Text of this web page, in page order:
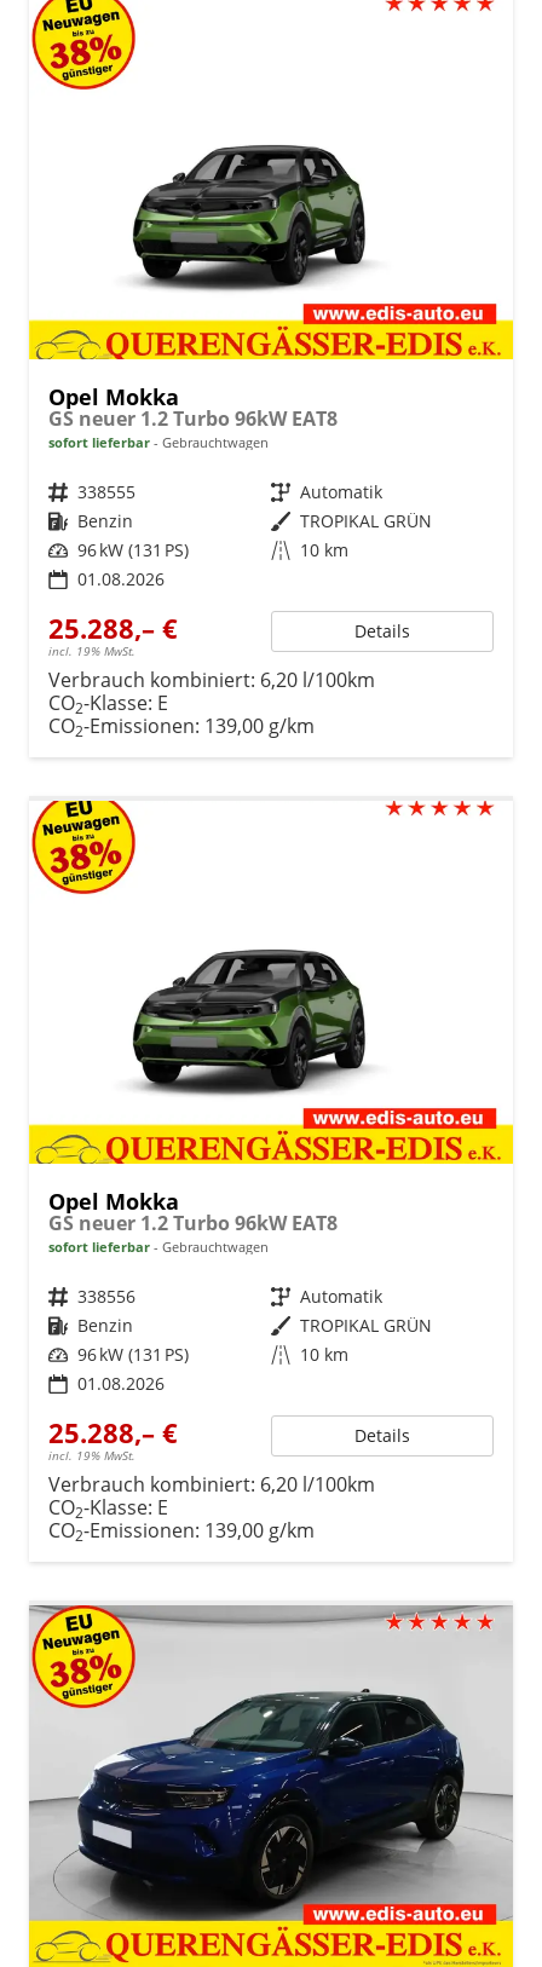
Opel Mokka
GS neuer 1.2 Turbo 96kW EAT8
sofort lieferbar Gebrauchtwagen
Fahrzeugnr. 338555 Getriebe Automatik
Kraftstoff Benzin Außenfarbe TROPIKAL GRÜN
Leistung 96 kW (131 PS) Kilometerstand 10 km
01.08.2026
25.288,– €
incl. 19% MwSt.
Details
Verbrauch kombiniert: 6,20 l/100km
CO2-Klasse: E
CO2-Emissionen: 139,00 g/km
Opel Mokka
GS neuer 1.2 Turbo 96kW EAT8
sofort lieferbar Gebrauchtwagen
Fahrzeugnr. 338556 Getriebe Automatik
Kraftstoff Benzin Außenfarbe TROPIKAL GRÜN
Leistung 96 kW (131 PS) Kilometerstand 10 km
01.08.2026
25.288,– €
incl. 19% MwSt.
Details
Verbrauch kombiniert: 6,20 l/100km
CO2-Klasse: E
CO2-Emissionen: 139,00 g/km